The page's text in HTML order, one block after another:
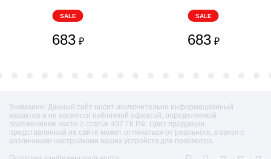
SALE
683 ₽
SALE
683 ₽
Внимание! Данный сайт носит исключительно информационный
характер и не является публичной офертой, определяемой
положениями части 2 статьи 437 ГК РФ. Цвет продукции,
представленной на сайте может отличаться от реального, в связи с
различными настройками ваших устройств для просмотра.